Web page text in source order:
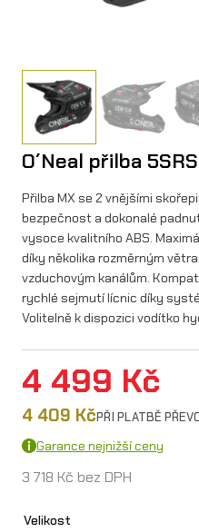
O´Neal přilba
Přilba MX se 2 vnějšími
bezpečnost a dokonalé
vysoce kvalitního ABS.
díky několika rozměrným
vzduchovým kanálům.
rychlé sejmutí lícnic díky
Volitelně k dispozici vodítko
4 499 Kč
4 409 KčPŘI PLATBĚ
Garance nejnižší ceny
3 718 Kč bez DPH
Velikost